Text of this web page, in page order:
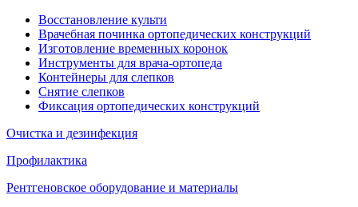
Восстановление культи
Врачебная починка ортопедических конструкций
Изготовление временных коронок
Инструменты для врача-ортопеда
Контейнеры для слепков
Снятие слепков
Фиксация ортопедических конструкций
Очистка и дезинфекция
Профилактика
Рентгеновское оборудование и материалы